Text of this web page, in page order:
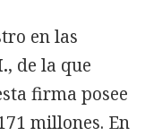
en las
, de la que
firma posee
millones. En